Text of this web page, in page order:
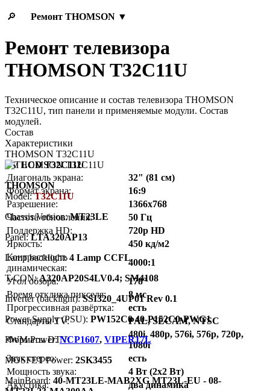
🔎 Ремонт THOMSON ▼
Ремонт телевизора
THOMSON T32C11U
Техническое описание и состав телевизора THOMSON
T32C11U, тип панели и применяемые модули. Состав
модулей.
Состав
Характеристики
THOMSON T32C11U
TV LCD T32C11U
Диагональ экрана:
32" (81 см)
Формат экрана:
16:9
Разрешение:
1366x768
Частота обновления:
50 Гц
Поддержка HD:
720p HD
Яркость:
450 кд/м2
Контрастность
динамическая:
4000:1
Угол обзора:
178°
Время отклика пикселя:
8 мс
Прогрессивная развёртка:
есть
Стандарты TV:
PAL, SECAM, NTSC
Форматы DTV:
480i, 480p, 576i, 576p, 720p,
1080i
Звук стерео:
есть
Мощность звука:
4 Вт (2x2 Вт)
Акустика:
два динамика
THOMSON
Model:T32C11U
Chassis/Version:MT23LE
Panel:LTA320AP13
Lamp backlight:4 Lamp CCFL
T-CON:A320AP20S4LV0.4; SM4108
Inverter (backlight):SSI320_4UP01 Rev 0.1
Power Supply (PSU): PW152C0 40-P152C0-PWG1
PWM Power:NCP1607, VIPER17L
MOSFET Power: 2SK3455
MainBoard: 40-MT23LE-MAB2XG MT23L-EU - 08-